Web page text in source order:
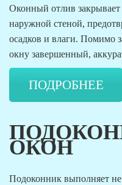
Оконный отлив
наружной стеной,
осадков и влаги. Помимо
окну завершенный,
ПОДРОБНЕЕ
ОКОН
Подоконник выполняет не